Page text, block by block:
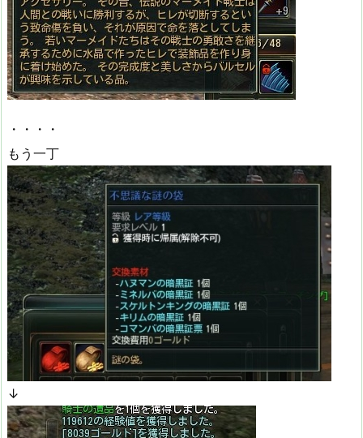
・・・・
もう一丁
↓